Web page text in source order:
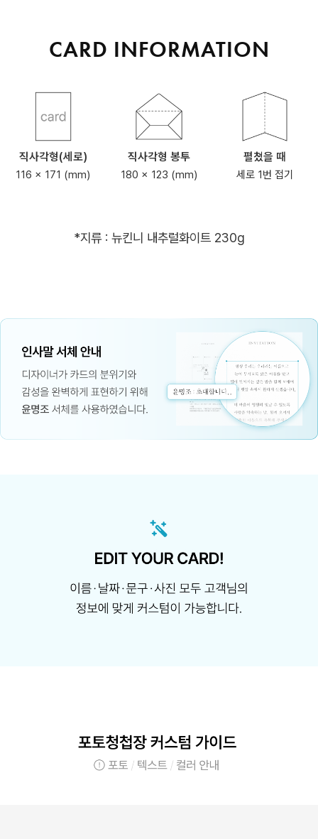
CARD INFORMATION
직사각형(세로)
116 x 171 (mm)
직사각형 봉투
180 x 123 (mm)
펼쳤을 때
세로 1번 접기